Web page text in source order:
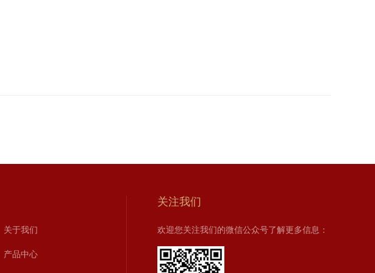
关于我们
产品中心
关注我们
欢迎您关注我们的微信公众号了解更多信息：